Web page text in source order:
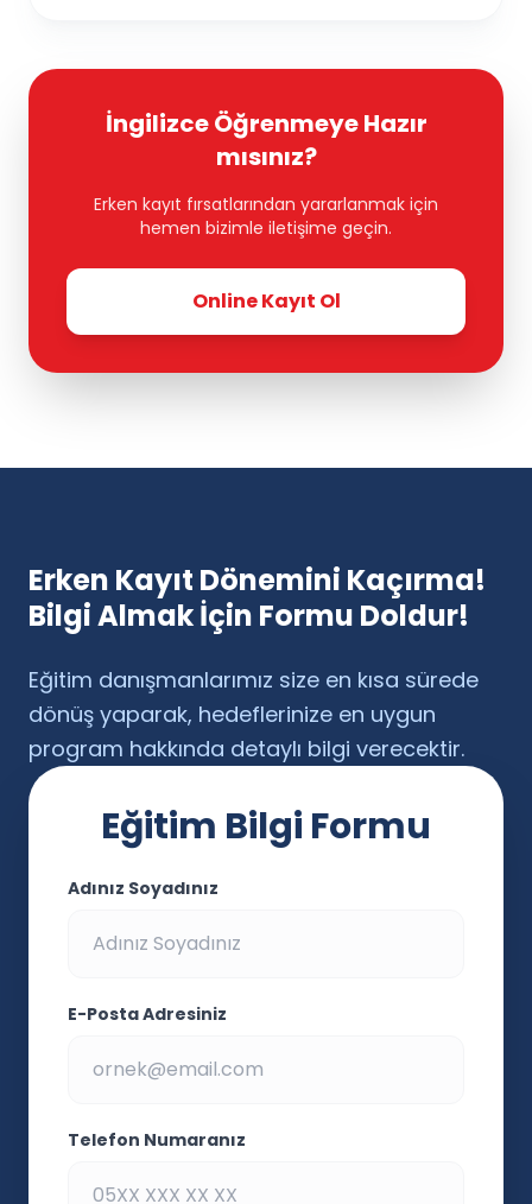
İngilizce Öğrenmeye Hazır
mısınız?
Erken kayıt fırsatlarından yararlanmak için
hemen bizimle iletişime geçin.
Online Kayıt Ol
Erken Kayıt Dönemini Kaçırma!
Bilgi Almak İçin Formu Doldur!
Eğitim danışmanlarımız size en kısa sürede
dönüş yaparak, hedeflerinize en uygun
program hakkında detaylı bilgi verecektir.
Eğitim Bilgi Formu
Adınız Soyadınız
E-Posta Adresiniz
Telefon Numaranız